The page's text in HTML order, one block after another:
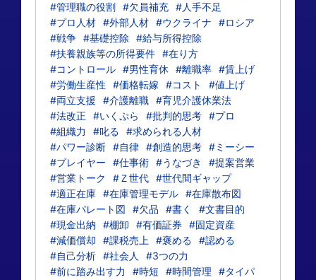
#管理職の役割 #欠員補充 #人手不足
#プロ人材 #外部人材 #ウクライナ
#ロシア
#戦争 #基礎控除
#給与所得控除
#扶養親族等の所得要件 #在り方
#コントロール #男性育休 #離職率 #賃上げ
#労働生産性
#価格転嫁 #コスト
#値上げ
#両立支援
#介護離職 #育児介護休業法
#法改正
#いくぷら #批判的思考 #プロ
#組織力
#叱る
#求められる人材
#パワー診断 #自律 #創造的思考 #ミーシー
#プレイヤー
#仕事術 #うなづき
#提案営業
#営業トーク
#Ｚ世代 #世代間ギャップ
#適正在庫 #在庫管理モデル #在庫散布図
#在庫パレート図
#欠品 #書く
#文書目的
#現金出納
#棚卸 #有価証券
#固定資産
#減価償却
#課税売上 #褒める
#認める
#自己分析 #社会人
#3つの力
#前に踏み出す力
#時短 #時間管理
#タイパ